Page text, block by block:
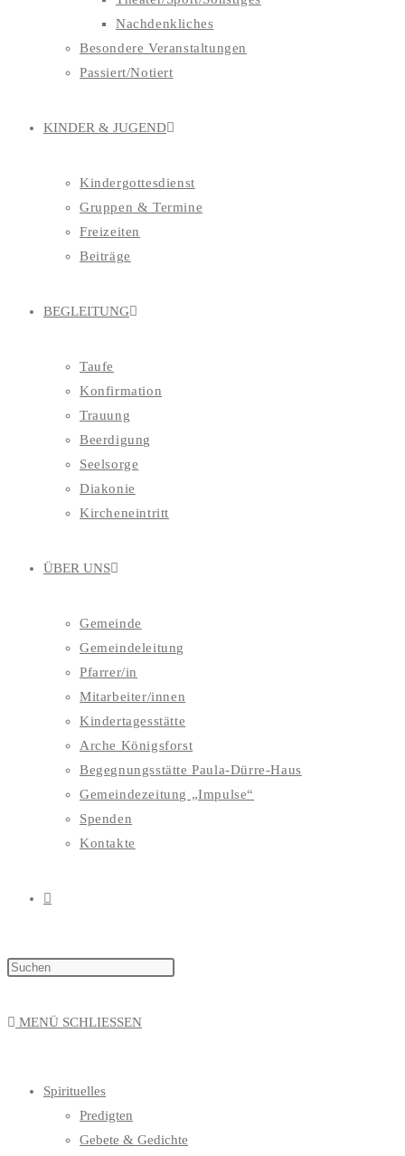
Nachdenkliches
Besondere Veranstaltungen
Passiert/Notiert
KINDER & JUGEND
Kindergottesdienst
Gruppen & Termine
Freizeiten
Beiträge
BEGLEITUNG
Taufe
Konfirmation
Trauung
Beerdigung
Seelsorge
Diakonie
Kircheneintritt
ÜBER UNS
Gemeinde
Gemeindeleitung
Pfarrer/in
Mitarbeiter/innen
Kindertagesstätte
Arche Königsforst
Begegnungsstätte Paula-Dürre-Haus
Gemeindezeitung „Impulse“
Spenden
Kontakte
WEBSITE-
MENÜ SCHLIESSEN
Spirituelles
Predigten
Gebete & Gedichte